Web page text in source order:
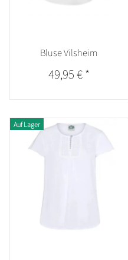
Bluse Vilsheim
49,95 €*
Auf Lager